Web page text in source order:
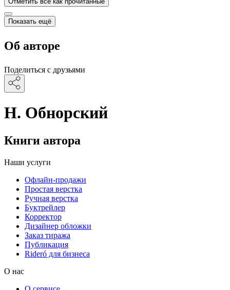
Показать ещё
Об авторе
Поделиться с друзьями
Н. Обнорский
Книги автора
Наши услуги
Офлайн-продажи
Простая верстка
Ручная верстка
Буктрейлер
Корректор
Дизайнер обложки
Заказ тиража
Публикация
Rideró для бизнеса
О нас